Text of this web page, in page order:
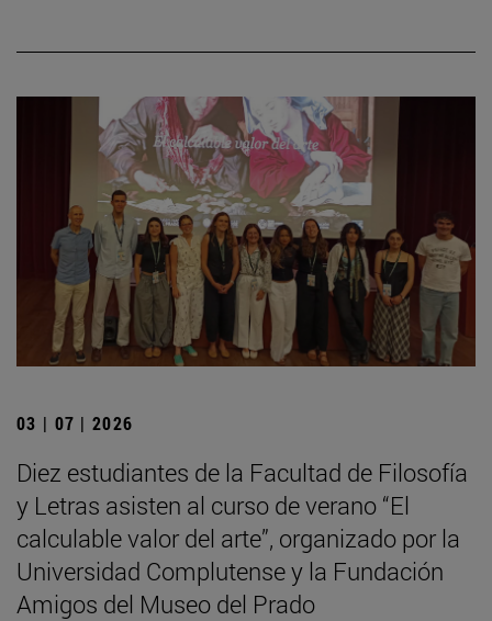
03 | 07 | 2026
Diez estudiantes de la Facultad de Filosofía
y Letras asisten al curso de verano “El
calculable valor del arte”, organizado por la
Universidad Complutense y la Fundación
Amigos del Museo del Prado